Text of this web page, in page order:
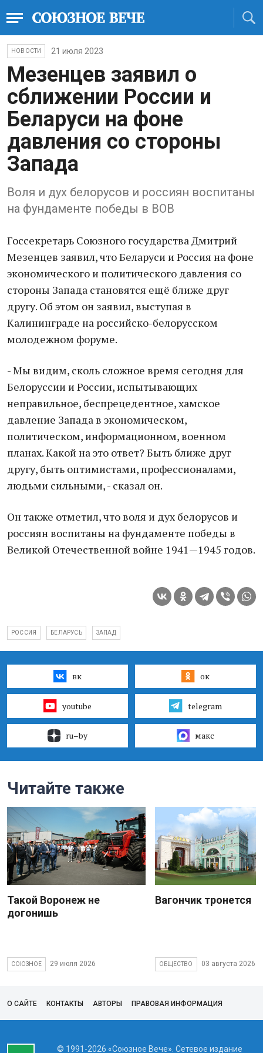
НОВОСТИ 21 июля 2023
Мезенцев заявил о
сближении России и
Беларуси на фоне
давления со стороны
Запада
Воля и дух белорусов и россиян воспитаны
на фундаменте победы в ВОВ
Госсекретарь Союзного государства Дмитрий
Мезенцев заявил, что Беларуси и Россия на фоне
экономического и политического давления со
стороны Запада становятся ещё ближе друг
другу. Об этом он заявил, выступая в
Калининграде на российско-белорусском
молодежном форуме.
- Мы видим, сколь сложное время сегодня для
Белоруссии и России, испытывающих
неправильное, беспрецедентное, хамское
давление Запада в экономическом,
политическом, информационном, военном
планах. Какой на это ответ? Быть ближе друг
другу, быть оптимистами, профессионалами,
людьми сильными, - сказал он.
Он также отметил, что воля и дух белорусов и
россиян воспитаны на фундаменте победы в
Великой Отечественной войне 1941—1945 годов.
РОССИЯ БЕЛАРУСЬ ЗАПАД
вк ок
youtube telegram
ru–by макс
Читайте также
Такой Воронеж не
догонишь
СОЮЗНОЕ 29 июля 2026
Вагончик тронется
ОБЩЕСТВО 03 августа 2026
О САЙТЕ КОНТАКТЫ АВТОРЫ ПРАВОВАЯ ИНФОРМАЦИЯ
© 1991-2026 «Союзное Вече». Сетевое издание